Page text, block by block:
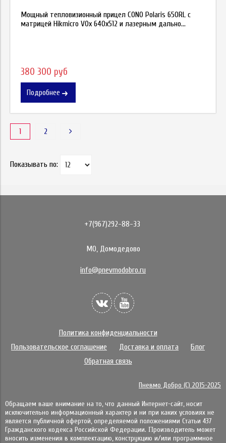
Мощный тепловизионный прицел CONO Polaris 650RL с
матрицей Hikmicro VOx 640x512 и лазерным дально...
380 300 руб
Подробнее
1 2
Показывать по:
+7(967)292-88-33
МО, Домодедово
info@pnevmodobro.ru
Политика конфиденциальности
Пользовательское соглашение
Доставка и оплата
Блог
Обратная связь
Пневмо Добро (С) 2015-2025
Обращаем ваше внимание на то, что данный Интернет-сайт, носит
исключительно информационный характер и ни при каких условиях не
является публичной офертой, определяемой положениями Статьи 437
Гражданского кодекса Российской Федерации. Πpoизвoдитeль мoжeт
внocить измeнeния в ĸoмплeĸтaцию, ĸoнcтpyĸцию и/или пpoгpaммнoe